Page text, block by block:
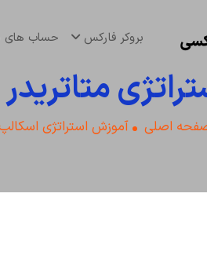
بروکر فارکس حساب های
4 برای فارکس 📌معامله بر روی جفت ارزها
اصلی آموزش استراتژی